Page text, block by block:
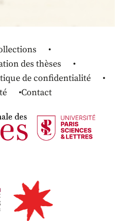
des thèses
de confidentialité
Contact